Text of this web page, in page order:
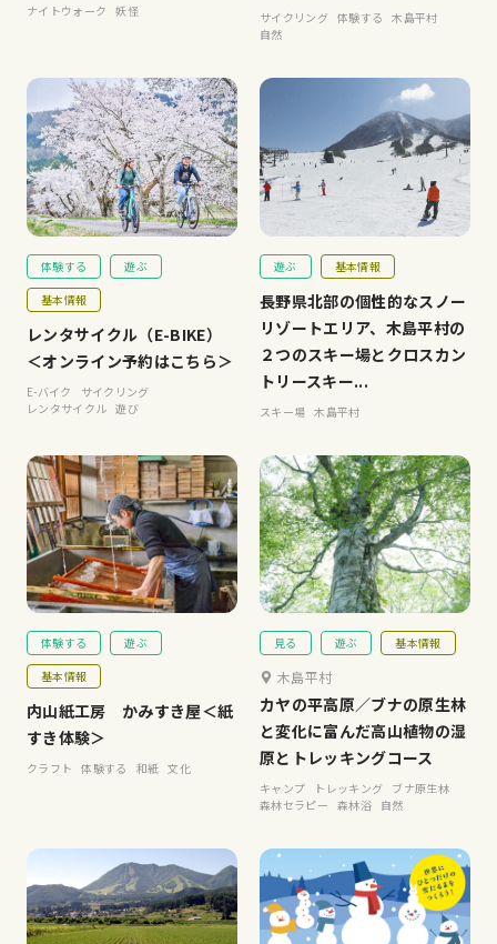
ナイトウォーク 妖怪 サイクリング 体験する
木島平村
自然
体験する
遊ぶ
基本情報
レンタサイクル（E-BIKE）
＜オンライン予約はこちら＞
E-バイク
サイクリング
レンタサイクル 遊び
遊ぶ 基本情報
長野県北部の個性的なスノー
リゾートエリア、木島平村の
２つのスキー場とクロスカン
トリースキー...
スキー場 木島平村
体験する
遊ぶ
基本情報
内山紙工房 かみすき屋＜紙
すき体験＞
クラフト 体験する 和紙 文化
見る 遊ぶ 基本情報
木島平村
カヤの平高原／ブナの原生林
と変化に富んだ高山植物の湿
原とトレッキングコース
キャンプ トレッキング
ブナ原生林
森林セラピー
森林浴 自然